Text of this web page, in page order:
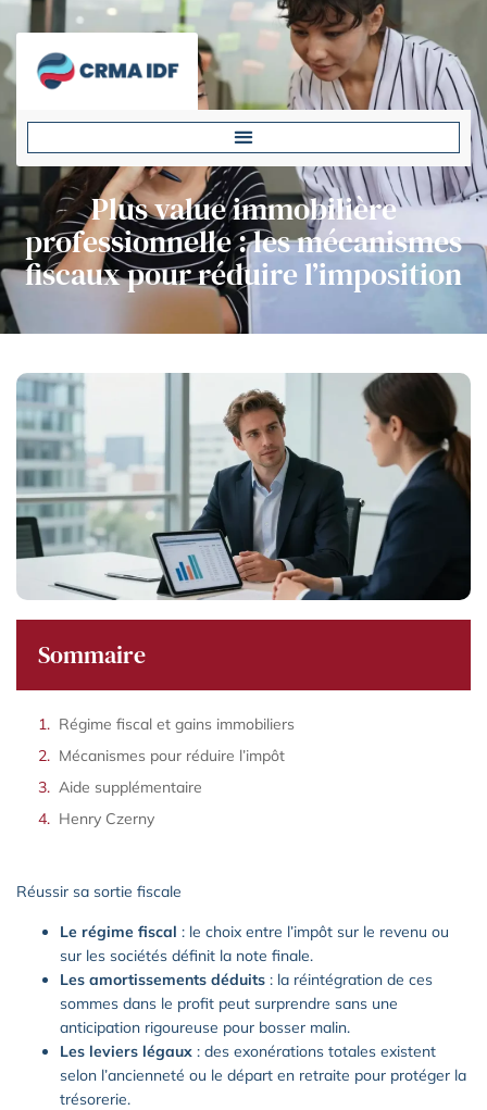
Plus value immobilière
professionnelle : les mécanismes
fiscaux pour réduire l’imposition
Sommaire
Régime fiscal et gains immobiliers
Mécanismes pour réduire l’impôt
Aide supplémentaire
Henry Czerny
Réussir sa sortie fiscale
Le régime fiscal : le choix entre l’impôt sur le revenu ou
sur les sociétés définit la note finale.
Les amortissements déduits : la réintégration de ces
sommes dans le profit peut surprendre sans une
anticipation rigoureuse pour bosser malin.
Les leviers légaux : des exonérations totales existent
selon l’ancienneté ou le départ en retraite pour protéger la
trésorerie.